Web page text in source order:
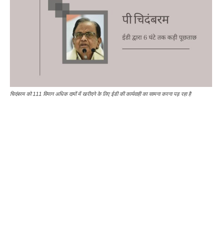
चिदंबरम को 111 विमान अधिक दामों में खरीदने के लिए ईडी की कार्यवाही का सामना करना पड़ रहा है